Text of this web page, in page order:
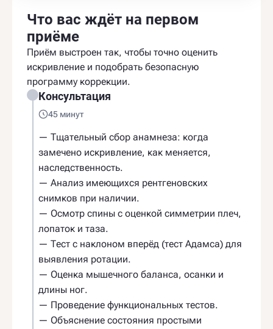
Что вас ждёт на первом
приёме
Приём выстроен так, чтобы точно оценить
искривление и подобрать безопасную
программу коррекции.
Консультация
45 минут
— Тщательный сбор анамнеза: когда
замечено искривление, как меняется,
наследственность.
— Анализ имеющихся рентгеновских
снимков при наличии.
— Осмотр спины с оценкой симметрии плеч,
лопаток и таза.
— Тест с наклоном вперёд (тест Адамса) для
выявления ротации.
— Оценка мышечного баланса, осанки и
длины ног.
— Проведение функциональных тестов.
— Объяснение состояния простыми